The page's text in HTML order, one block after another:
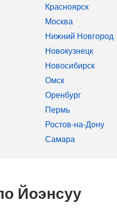
Красноярск
Москва
Нижний Новгород
Новокузнецк
Новосибирск
Омск
Оренбург
Пермь
Ростов-на-Дону
Самара
Йоэнсуу